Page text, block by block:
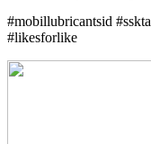
#mobillubricantsid
#likesforlike